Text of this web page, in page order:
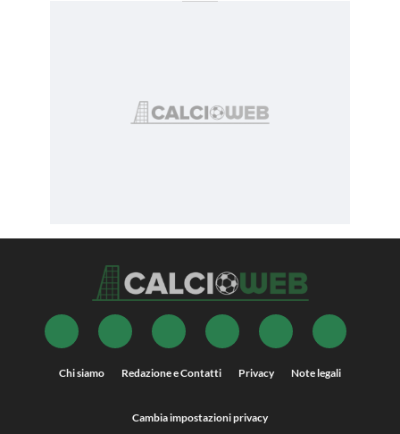
Chi siamo Redazione e Contatti Privacy Note legali
Cambia impostazioni privacy